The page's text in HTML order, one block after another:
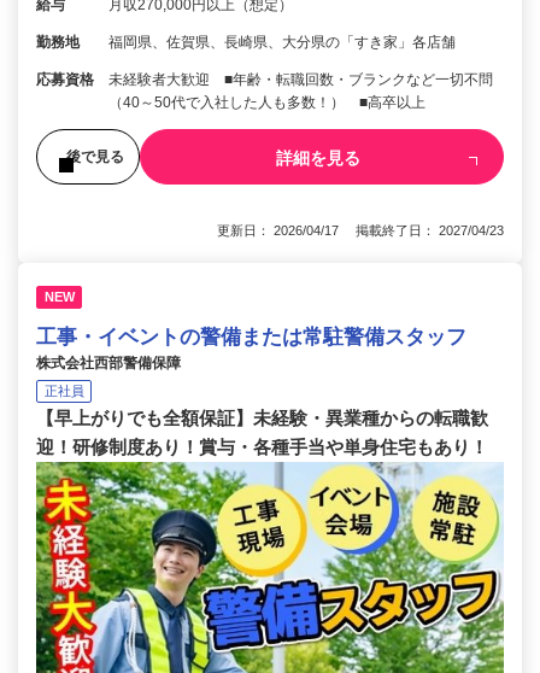
給与 月収270,000円以上（想定）
勤務地 福岡県、佐賀県、長崎県、大分県の「すき家」各店舗
応募資格
未経験者大歓迎 ■年齢・転職回数・ブランクなど一切不問
（40～50代で入社した人も多数！） ■高卒以上
後で見る 詳細を見る
更新日： 2026/04/17 掲載終了日： 2027/04/23
NEW
工事・イベントの警備または常駐警備スタッフ
株式会社西部警備保障
正社員
【早上がりでも全額保証】未経験・異業種からの転職歓
迎！研修制度あり！賞与・各種手当や単身住宅もあり！